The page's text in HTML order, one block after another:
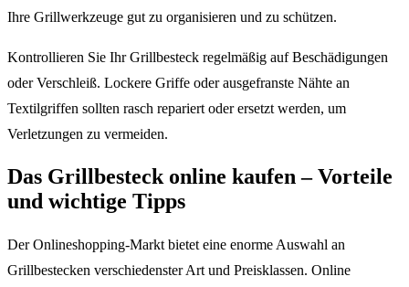
Ihre Grillwerkzeuge gut zu organisieren und zu schützen.
Kontrollieren Sie Ihr Grillbesteck regelmäßig auf Beschädigungen
oder Verschleiß. Lockere Griffe oder ausgefranste Nähte an
Textilgriffen sollten rasch repariert oder ersetzt werden, um
Verletzungen zu vermeiden.
Das Grillbesteck online kaufen – Vorteile
und wichtige Tipps
Der Onlineshopping-Markt bietet eine enorme Auswahl an
Grillbestecken verschiedenster Art und Preisklassen. Online